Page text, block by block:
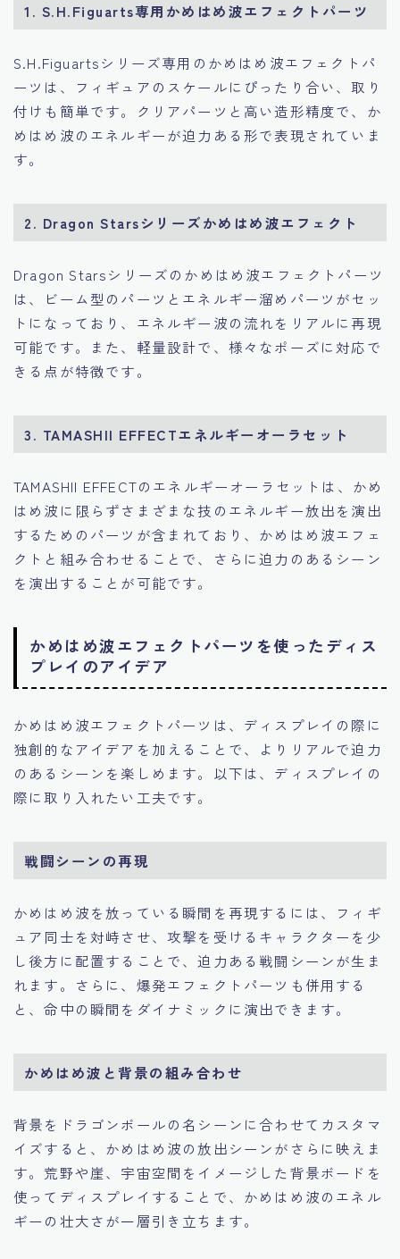
1. S.H.Figuarts専用かめはめ波エフェクトパーツ
S.H.Figuartsシリーズ専用のかめはめ波エフェクトパ
ーツは、フィギュアのスケールにぴったり合い、取り
付けも簡単です。クリアパーツと高い造形精度で、か
めはめ波のエネルギーが迫力ある形で表現されていま
す。
2. Dragon Starsシリーズかめはめ波エフェクト
Dragon Starsシリーズのかめはめ波エフェクトパーツ
は、ビーム型のパーツとエネルギー溜めパーツがセッ
トになっており、エネルギー波の流れをリアルに再現
可能です。また、軽量設計で、様々なポーズに対応で
きる点が特徴です。
3. TAMASHII EFFECTエネルギーオーラセット
TAMASHII EFFECTのエネルギーオーラセットは、かめ
はめ波に限らずさまざまな技のエネルギー放出を演出
するためのパーツが含まれており、かめはめ波エフェ
クトと組み合わせることで、さらに迫力のあるシーン
を演出することが可能です。
かめはめ波エフェクトパーツを使ったディス
プレイのアイデア
かめはめ波エフェクトパーツは、ディスプレイの際に
独創的なアイデアを加えることで、よりリアルで迫力
のあるシーンを楽しめます。以下は、ディスプレイの
際に取り入れたい工夫です。
戦闘シーンの再現
かめはめ波を放っている瞬間を再現するには、フィギ
ュア同士を対峙させ、攻撃を受けるキャラクターを少
し後方に配置することで、迫力ある戦闘シーンが生ま
れます。さらに、爆発エフェクトパーツも併用する
と、命中の瞬間をダイナミックに演出できます。
かめはめ波と背景の組み合わせ
背景をドラゴンボールの名シーンに合わせてカスタマ
イズすると、かめはめ波の放出シーンがさらに映えま
す。荒野や崖、宇宙空間をイメージした背景ボードを
使ってディスプレイすることで、かめはめ波のエネル
ギーの壮大さが一層引き立ちます。